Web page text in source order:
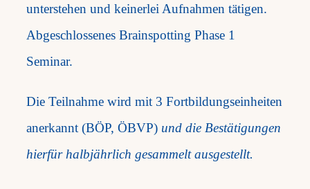
unterstehen und keinerlei Aufnahmen tätigen.
Abgeschlossenes Brainspotting Phase 1
Seminar.
Die Teilnahme wird mit 3 Fortbildungseinheiten
anerkannt (BÖP, ÖBVP) und die Bestätigungen
hierfür halbjährlich gesammelt ausgestellt.